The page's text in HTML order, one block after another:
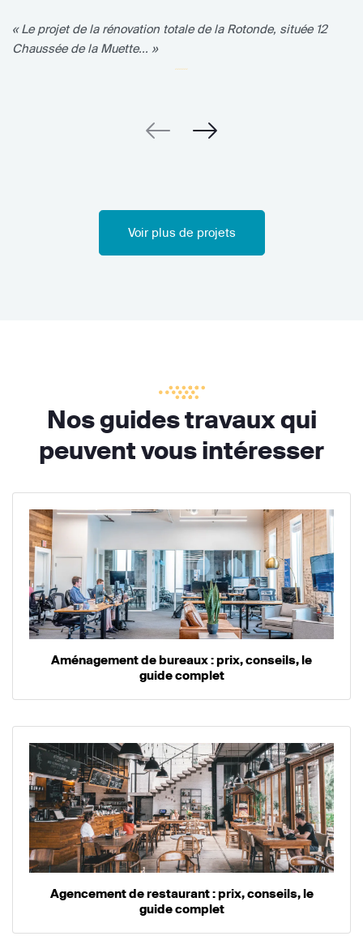
« Le projet de la rénovation totale de la Rotonde, située 12
Chaussée de la Muette... »
Voir plus de projets
Nos guides travaux qui
peuvent vous intéresser
Aménagement de bureaux : prix, conseils, le
guide complet
Agencement de restaurant : prix, conseils, le
guide complet